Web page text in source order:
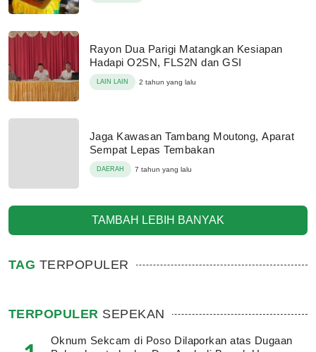
Rayon Dua Parigi Matangkan Kesiapan
Hadapi O2SN, FLS2N dan GSI
LAIN LAIN 2 tahun yang lalu
Jaga Kawasan Tambang Moutong, Aparat
Sempat Lepas Tembakan
DAERAH 7 tahun yang lalu
TAMBAH LEBIH BANYAK
TAG TERPOPULER
TERPOPULER SEPEKAN
Oknum Sekcam di Poso Dilaporkan atas Dugaan